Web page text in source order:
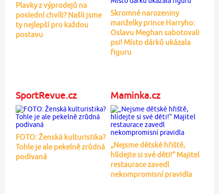
Plavky z výprodejů na
poslední chvíli? Našli jsme
ty nejlepší pro každou
postavu
Skromné narozeniny
manželky prince Harryho:
Oslavu Meghan sabotovali
psi! Místo dárků ukázala
figuru
SportRevue.cz
FOTO: Ženská kulturistika?
Tohle je ale pekelně zrůdná
podívaná
Maminka.cz
„Nejsme dětské hřiště,
hlídejte si své děti!“ Majitel
restaurace zavedl
nekompromisní pravidla